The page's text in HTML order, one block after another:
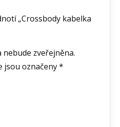
„Crossbody kabelka
nebude zveřejněna.
jsou označeny*